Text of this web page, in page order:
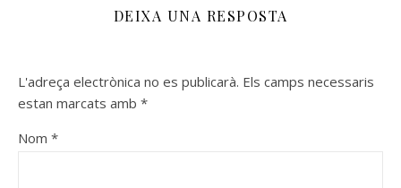
DEIXA UNA RESPOSTA
L'adreça electrònica no es publicarà. Els camps necessaris
estan marcats amb *
Nom *